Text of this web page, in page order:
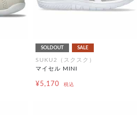
SOLDOUT SALE
SUKU2（スクスク）
マイセル MINI
¥5,170 税込